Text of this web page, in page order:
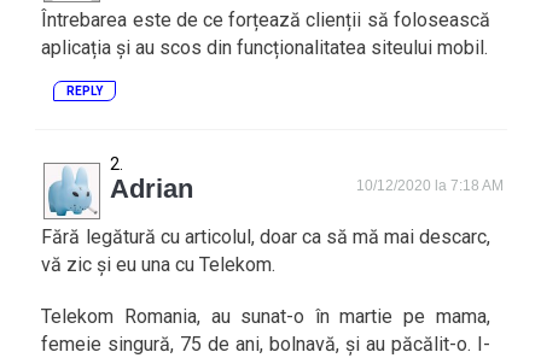
Întrebarea este de ce forțează clienții să folosească
aplicația și au scos din funcționalitatea siteului mobil.
REPLY
Adrian 10/12/2020 la 7:18 AM
Fără legătură cu articolul, doar ca să mă mai descarc,
vă zic și eu una cu Telekom.
Telekom Romania, au sunat-o în martie pe mama,
femeie singură, 75 de ani, bolnavă, și au păcălit-o. I-